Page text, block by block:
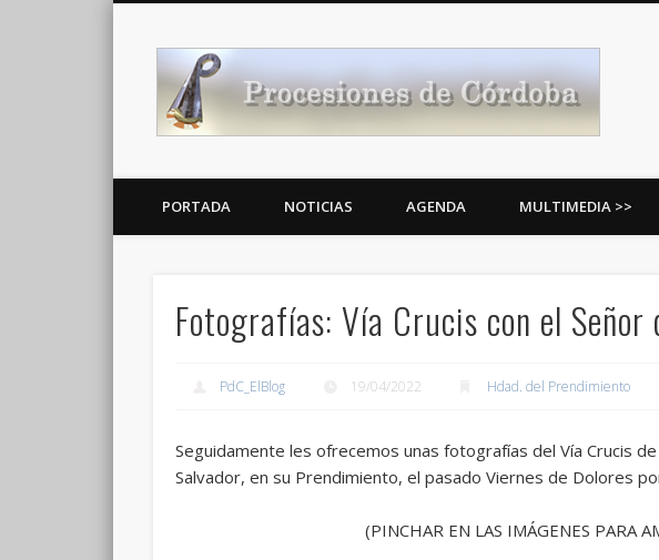
Noticias Cofrades
PORTADA NOTICIAS AGENDA MULTIMEDIA >>
Fotografías: Vía Crucis con el
PdC_ElBlog 19/04/2022 Hdad. del Prendimiento
Seguidamente les ofrecemos unas fotografías del Vía Crucis
Salvador, en su Prendimiento, el pasado Viernes de Dolores
(PINCHAR EN LAS IMÁGENES PARA